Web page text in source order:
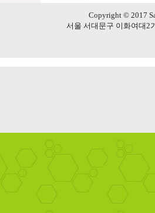
Copyright © 2017
서울 서대문구 이화여대2